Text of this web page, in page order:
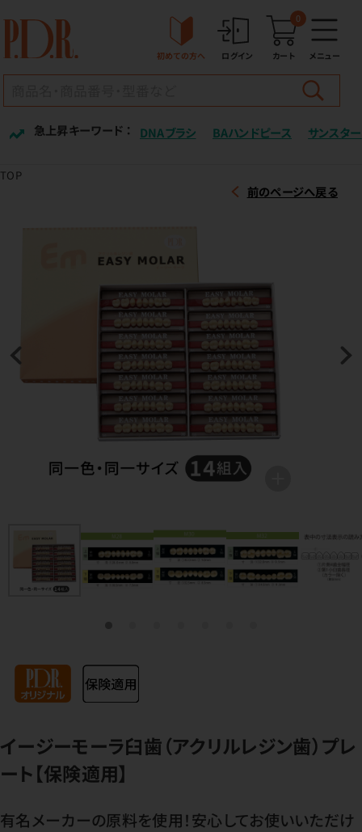
初めての方へ ログイン カート
0
メニュー
急上昇キーワード ： DNAブラシ BAハンドピース サンスター
TOP
前のページへ戻る
イージーモーラ臼歯（アクリルレジン歯）プレ
ート【保険適用】
有名メーカーの原料を使用！安心してお使いいただけ